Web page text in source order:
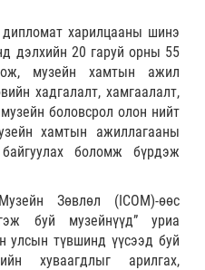
харилцааны шинэ
дэлхийн 20 гаруй орны 55
музейн хамтын ажил
хадгалалт, хамгаалалт,
боловсрол олон нийт
хамтын ажиллагааны
боломж бүрдэж
Зөвлөл (ICOM)-өөс
буй музейнүүд” уриа
улсын түвшинд үүсээд буй
хуваагдлыг арилгах,